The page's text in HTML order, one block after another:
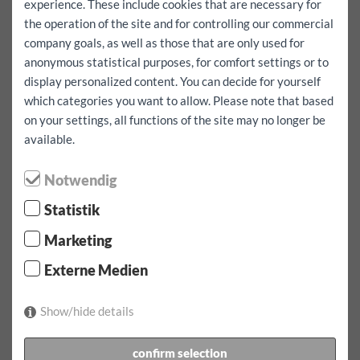
Visszatérési idő:
max./nap
100 km
200 km ingyenes
Teljes foglalás ingyenes kilométerekkel együtt
Azt akarom, hogy külföldre menjen
kölcsönzés:1 nap
Többletbiztosítás:
kölcsönzés:
07:00karóra
Miadó:155.9 EURincl.
foglalás megerősítéséhez
1 x díjszabás 1 nap naponta incl. 100 km 155.90 EUR
experience. These include cookies that are necessary for
the operation of the site and for controlling our commercial
company goals, as well as those that are only used for
anonymous statistical purposes, for comfort settings or to
display personalized content. You can decide for yourself
which categories you want to allow. Please note that based
on your settings, all functions of the site may no longer be
available.
Notwendig
Statistik
Marketing
Externe Medien
Show/hide details
confirm selection